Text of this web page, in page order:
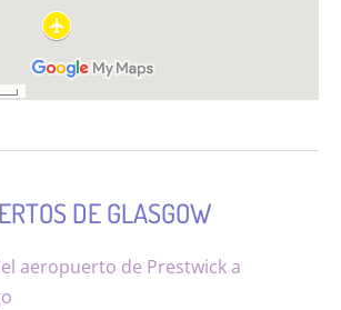
DE GLASGOW
aeropuerto de Prestwick a